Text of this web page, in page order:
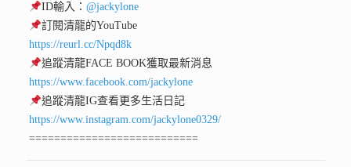
ID輸入：@jackylone
訂閱清龍的YouTube
https://reurl.cc/Npqd8k
追蹤清龍FACE BOOK獲取最新消息
https://www.facebook.com/jackylone
追蹤清龍IG查看更多生活日記
https://www.instagram.com/jackylone0329/
===========================